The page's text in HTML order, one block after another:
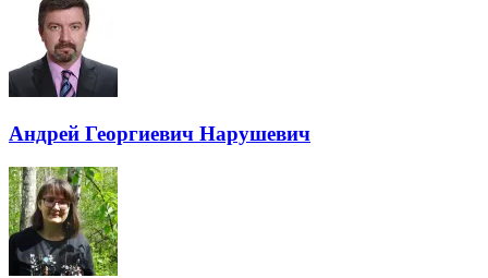
Андрей Георгиевич Нарушевич